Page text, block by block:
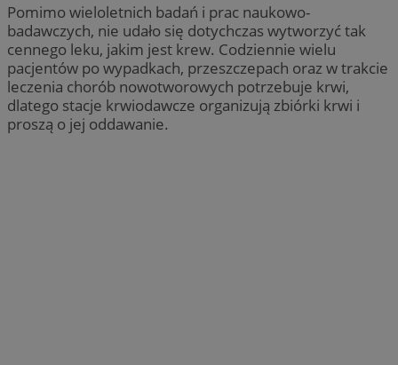
Pomimo wieloletnich badań i prac naukowo-
badawczych, nie udało się dotychczas wytworzyć tak
cennego leku, jakim jest krew. Codziennie wielu
pacjentów po wypadkach, przeszczepach oraz w trakcie
leczenia chorób nowotworowych potrzebuje krwi,
dlatego stacje krwiodawcze organizują zbiórki krwi i
proszą o jej oddawanie.